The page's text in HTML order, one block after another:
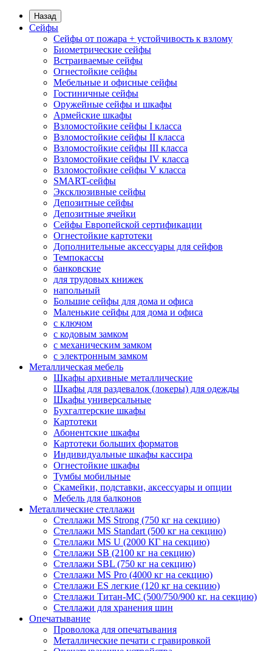
Назад
Сейфы
Сейфы от пожара + устойчивость к взлому
Биометрические сейфы
Встраиваемые сейфы
Огнестойкие сейфы
Мебельные и офисные сейфы
Гостиничные сейфы
Оружейные сейфы и шкафы
Армейские шкафы
Взломостойкие сейфы I класса
Взломостойкие сейфы II класса
Взломостойкие сейфы III класса
Взломостойкие сейфы IV класса
Взломостойкие сейфы V класса
SMART-сейфы
Эксклюзивные сейфы
Депозитные сейфы
Депозитные ячейки
Сейфы Европейской сертификации
Огнестойкие картотеки
Дополнительные аксессуары для сейфов
Темпокассы
банковские
для трудовых книжек
напольный
Большие сейфы для дома и офиса
Маленькие сейфы для дома и офиса
с ключом
с кодовым замком
с механическим замком
с электронным замком
Металлическая мебель
Шкафы архивные металлические
Шкафы для раздевалок (локеры) для одежды
Шкафы универсальные
Бухгалтерские шкафы
Картотеки
Абонентские шкафы
Картотеки больших форматов
Индивидуальные шкафы кассира
Огнестойкие шкафы
Тумбы мобильные
Скамейки, подставки, аксессуары и опции
Мебель для балконов
Металлические стеллажи
Стеллажи MS Strong (750 кг на секцию)
Стеллажи MS Standart (500 кг на секцию)
Стеллажи MS U (2000 КГ на секцию)
Стеллажи SB (2100 кг на секцию)
Стеллажи SBL (750 кг на секцию)
Стеллажи MS Pro (4000 кг на секцию)
Стеллажи ES легкие (120 кг на секцию)
Стеллажи Титан-МС (500/750/900 кг. на секцию)
Стеллажи для хранения шин
Опечатывание
Проволока для опечатывания
Металлические печати с гравировкой